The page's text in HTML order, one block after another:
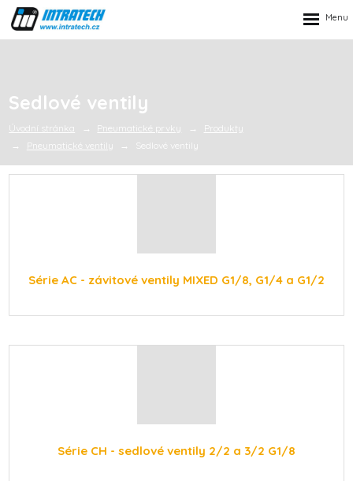
Sedlové ventily
Úvodní stránka Pneumatické prvky
Produkty
Pneumatické ventily
Sedlové ventily
Série AC - závitové ventily MIXED G1/8, G1/4 a G1/2
Série CH - sedlové ventily 2/2 a 3/2 G1/8